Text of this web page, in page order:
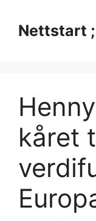
innholdNettstart
kåret